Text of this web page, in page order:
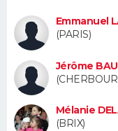
Dictionnaire
Biographies
Citations
Expressions
Proverbes
PROGRAMME TV
COPAINS D'AVANT
S'inscrire
Se connecter
Lycées
Collèges
Primaires
Universités
Entreprises
Service militaire
Avis de recherche
AVIS DE DÉCÈS
FORUM
Emmanuel
(PARIS)
Jérôme
Mélanie
(BRIX)